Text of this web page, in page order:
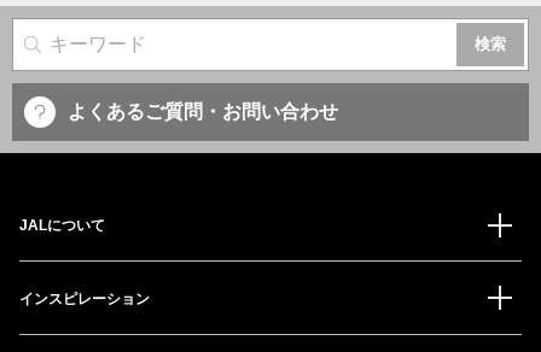
サイト内検索
よくあるご質問・お問い合わせ
JALについて
インスピレーション